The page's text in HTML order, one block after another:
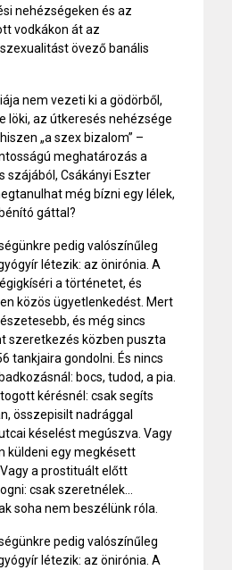
nehézségeken és az
vodkákon át az
övező banális
nem vezeti ki a gödörből,
löki, az útkeresés nehézsége
„a szex bizalom” –
meghatározás a
szájából, Csákányi Eszter
még bízni egy lélek,
gáttal?
pedig valószínűleg
létezik: az önirónia. A
a történetet, és
közös ügyetlenkedést. Mert
és még sincs
szeretkezés közben puszta
tankjaira gondolni. És nincs
bocs, tudod, a pia.
kérésnél: csak segíts
összepisilt nadrággal
késelést megúszva. Vagy
küldeni egy megkésett
a prostituált előtt
csak szeretnélek...
soha nem beszélünk róla.
pedig valószínűleg
létezik: az önirónia. A